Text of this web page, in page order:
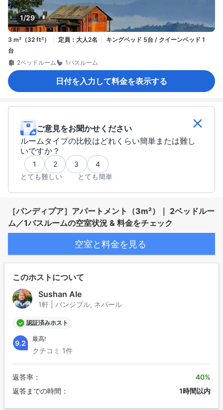
1/29
3 m²（32 ft²） 定員：大人2名
キングベッド 5台 / クイーンベッド 1
台
2ベッドルーム
1バスルーム
日付を入力して料金を表示する
ご意見をお聞かせください
ルームタイプの比較はどれくらい簡単または難し
いですか？
1 2 3
4
とても難しい
とても簡単
［バンディプア］アパートメント（3m²）｜ 2ベッドルー
ム／1バスルームの空室状況 & 料金をチェック
空室と料金を見る
このホストについて
Sushan Ale
1軒 | バンジプル, ネパール
認証済みホスト
9.2 最高!
クチコミ 1件
返答率：
返答までの時間：
40%
1時間以内